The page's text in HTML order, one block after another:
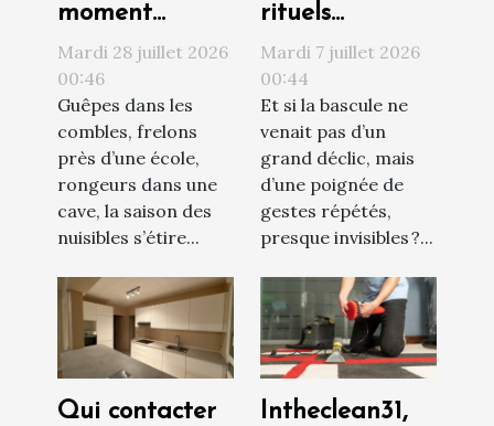
moment
contacter un
professionnel
face à une
invasion de
nuisibles ?
Mardi 28 juillet 2026
00:46
Guêpes dans les
combles, frelons
près d’une école,
rongeurs dans une
cave, la saison des
nuisibles s’étire...
rituels
quotidiens qui
transforment
votre vision du
monde
Mardi 7 juillet 2026
00:44
Et si la bascule ne
venait pas d’un
grand déclic, mais
d’une poignée de
gestes répétés,
presque invisibles ?...
Qui contacter
Intheclean31,